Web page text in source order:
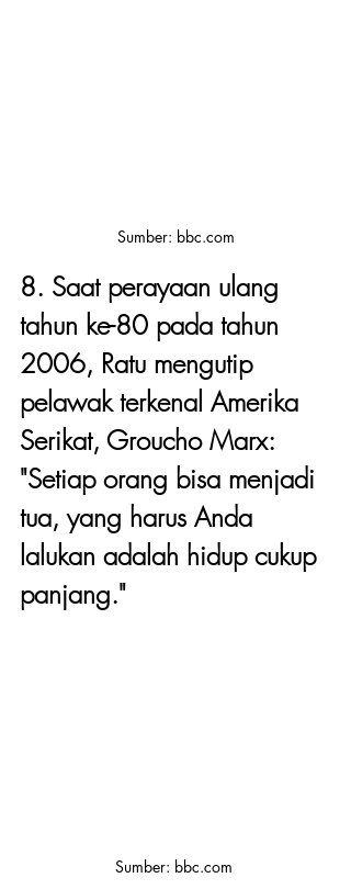
Sumber: bbc.com
8. Saat perayaan ulang
tahun ke-80 pada tahun
2006, Ratu mengutip
pelawak terkenal Amerika
Serikat, Groucho Marx:
"Setiap orang bisa menjadi
tua, yang harus Anda
lalukan adalah hidup cukup
panjang."
Sumber: bbc.com